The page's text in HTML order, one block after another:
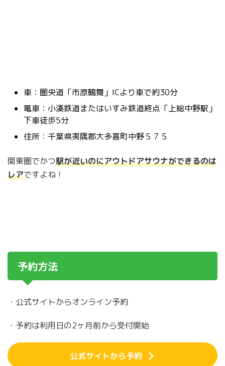
車：圏央道「市原鶴舞」ICより車で約30分
電車：小湊鉄道またはいすみ鉄道終点「上総中野駅」
下車徒歩5分
住所：千葉県夷隅郡大多喜町中野５７５
関東圏でかつ駅が近いのにアウトドアサウナができるのは
レアですよね！
予約方法
・公式サイトからオンライン予約
・予約は利用日の2ヶ月前から受付開始
公式サイトから予約